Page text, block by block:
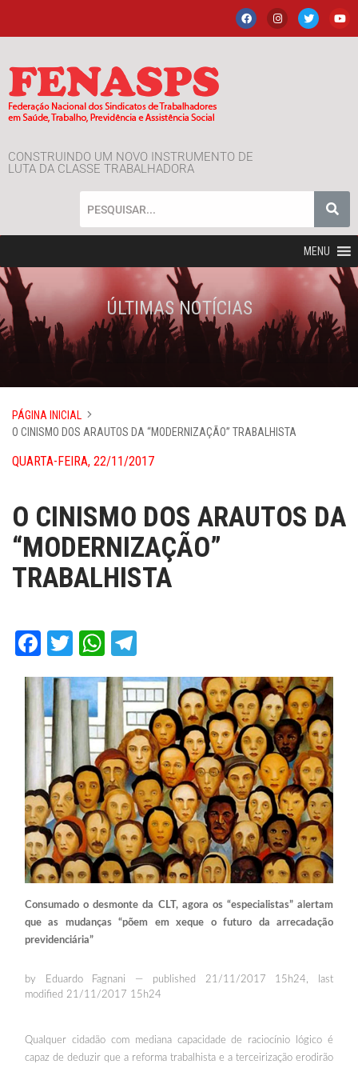
CONSTRUINDO UM NOVO INSTRUMENTO DE
LUTA DA CLASSE TRABALHADORA
MENU
ÚLTIMAS NOTÍCIAS
PÁGINA INICIAL
O CINISMO DOS ARAUTOS DA “MODERNIZAÇÃO” TRABALHISTA
QUARTA-FEIRA, 22/11/2017
O CINISMO DOS ARAUTOS DA
“MODERNIZAÇÃO”
TRABALHISTA
Facebook
TwitterWhatsApp
Consumado o desmonte da CLT, agora os “especialistas” alertam
que as mudanças “põem em xeque o futuro da arrecadação
previdenciária”
by Eduardo Fagnani — published 21/11/2017 15h24, last
modified 21/11/2017 15h24
Qualquer cidadão com mediana capacidade de raciocínio lógico é
capaz de deduzir que a reforma trabalhista e a terceirização erodirão